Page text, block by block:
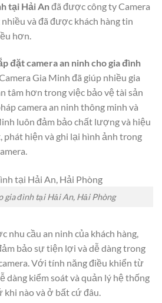
tại Hải Anđã được công ty Camera
và đã được khách hàng tin
hơn.
đặt camera an ninh cho gia đình
Gia Minh đã giúp nhiều gia
tâm hơn trong việc bảo vệ tài sản
camera an ninh thông minh và
luôn đảm bảo chất lượng và hiệu
phát hiện và ghi lại hình ảnh trong
gia đình tại Hải An, Hải Phòng
nhu cầu an ninh của khách hàng,
bảo sự tiện lợi và dễ dàng trong
Với tính năng điều khiển từ
dàng kiểm soát và quản lý hệ thống
khi nào và ở bất cứ đâu.